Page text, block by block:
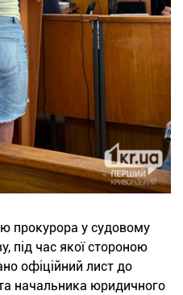
прокурора у судовому
під час якої стороною
офіційний лист до
начальника юридичного